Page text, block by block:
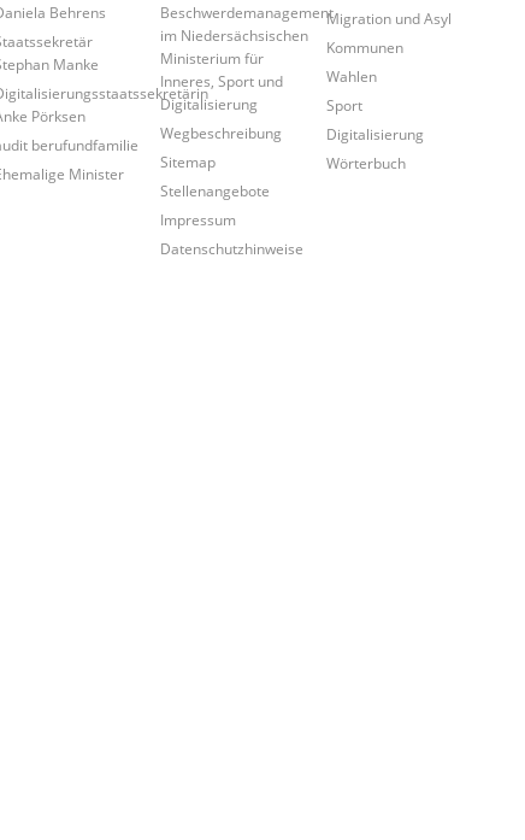
Behrens
Manke
Pörksen
berufundfamilie
Minister
Beschwerdemanagement
im Niedersächsischen
Ministerium für
Inneres, Sport und
Digitalisierung
Wegbeschreibung
Sitemap
Stellenangebote
Impressum
Datenschutzhinweise
Migration und Asyl
Kommunen
Wahlen
Sport
Digitalisierung
Wörterbuch